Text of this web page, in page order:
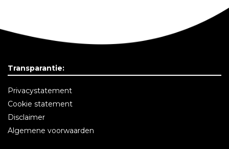
Transparantie:
Privacystatement
Cookie statement
Disclaimer
Algemene voorwaarden